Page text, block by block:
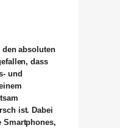
absoluten
dass
und
ist. Dabei
Smartphones,